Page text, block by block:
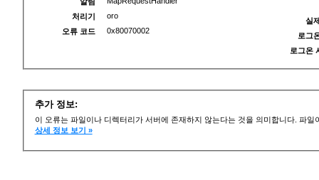
처리기
oro
오류 코드
0x80070002
실
로그
로그온
추가 정보:
이 오류는 파일이나 디렉터리가 서버에 존재하지 않는다는 것을 의미합니다. 파
상세 정보 보기 »